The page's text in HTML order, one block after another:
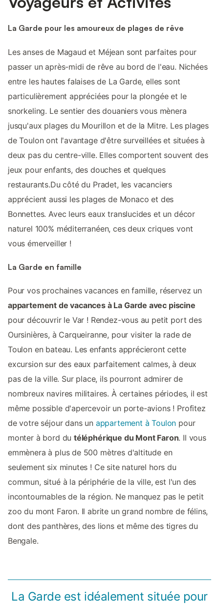
La Garde pour les amoureux de plages de rêve
Les anses de Magaud et Méjean sont parfaites pour
passer un après-midi de rêve au bord de l'eau. Nichées
entre les hautes falaises de La Garde, elles sont
particulièrement appréciées pour la plongée et le
snorkeling. Le sentier des douaniers vous mènera
jusqu'aux plages du Mourillon et de la Mitre. Les plages
de Toulon ont l'avantage d'être surveillées et situées à
deux pas du centre-ville. Elles comportent souvent des
jeux pour enfants, des douches et quelques
restaurants.Du côté du Pradet, les vacanciers
apprécient aussi les plages de Monaco et des
Bonnettes. Avec leurs eaux translucides et un décor
naturel 100% méditerranéen, ces deux criques vont
vous émerveiller !
La Garde en famille
Pour vos prochaines vacances en famille, réservez un
appartement de vacances à La Garde avec piscine
pour découvrir le Var ! Rendez-vous au petit port des
Oursinières, à Carqueiranne, pour visiter la rade de
Toulon en bateau. Les enfants apprécieront cette
excursion sur des eaux parfaitement calmes, à deux
pas de la ville. Sur place, ils pourront admirer de
nombreux navires militaires. À certaines périodes, il est
même possible d'apercevoir un porte-avions ! Profitez
de votre séjour dans un appartement à Toulon pour
monter à bord dutéléphérique du Mont Faron. Il vous
emmènera à plus de 500 mètres d'altitude en
seulement six minutes ! Ce site naturel hors du
commun, situé à la périphérie de la ville, est l'un des
incontournables de la région. Ne manquez pas le petit
zoo du mont Faron. Il abrite un grand nombre de félins,
dont des panthères, des lions et même des tigres du
Bengale.
La Garde est idéalement située pour